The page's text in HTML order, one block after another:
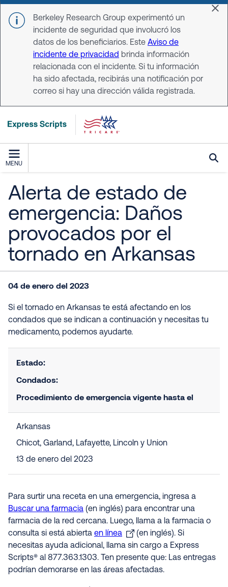
Skip to main content
Berkeley Research Group experimentó un
incidente de seguridad que involucró los
datos de los beneficiarios. Este Aviso de
incidente de privacidad brinda información
relacionada con el incidente. Si tu información
ha sido afectada, recibirás una notificación por
correo si hay una dirección válida registrada.
MENU
Alerta de estado de
emergencia: Daños
provocados por el
tornado en Arkansas
04 de enero del 2023
Si el tornado en Arkansas te está afectando en los
condados que se indican a continuación y necesitas tu
medicamento, podemos ayudarte.
Estado:
Condados:
Procedimiento de emergencia vigente hasta el
Arkansas
Chicot, Garland, Lafayette, Lincoln y Union
13 de enero del 2023
Para surtir una receta en una emergencia, ingresa a
Buscar una farmacia (en inglés) para encontrar una
farmacia de la red cercana. Luego, llama a la farmacia o
consulta si está abierta en línea
(en inglés). Si
necesitas ayuda adicional, llama sin cargo a Express
Scripts® al 877.363.1303. Ten presente que: Las entregas
podrían demorarse en las áreas afectadas.